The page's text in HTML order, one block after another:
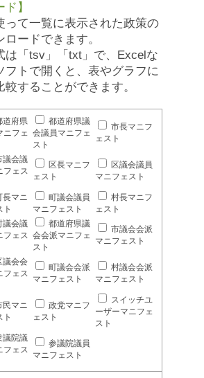
】
って一覧に表示された政策の
ードできます。
は「tsv」「txt」で、Excelな
フトで開くと、表やグラフに
較することができます。
道府県
ニフェ
都道府県議
会議員マニフェ
スト
市長マニフ
ェスト
議会議
フェス
区長マニフ
ェスト
区議会議員
マニフェスト
長マニ
ト
町議会議員
マニフェスト
村長マニフ
ェスト
議会議
フェス
都道府県議
会会派マニフェ
スト
市議会会派
マニフェスト
議会会
フェス
町議会会派
マニフェスト
村議会会派
マニフェスト
民マニ
ト
政党マニフ
ェスト
スイッチユ
ーザーマニフェ
スト
議院議
フェス
参議院議員
マニフェスト